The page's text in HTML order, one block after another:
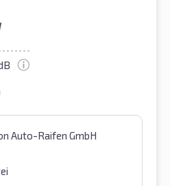
Auto-Raifen GmbH